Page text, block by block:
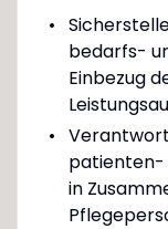
bedarfs-
Einbezug
patienten-
in